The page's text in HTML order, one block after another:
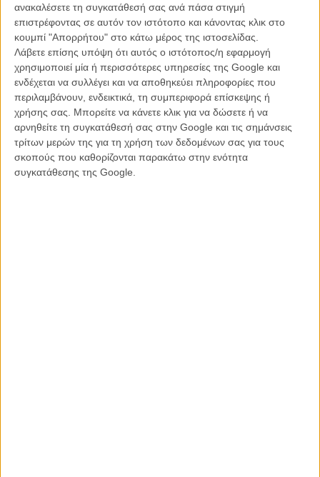
ανακαλέσετε τη συγκατάθεσή σας ανά πάσα στιγμή
επιστρέφοντας σε αυτόν τον ιστότοπο και κάνοντας κλικ στο
κουμπί "Απορρήτου" στο κάτω μέρος της ιστοσελίδας.
Λάβετε επίσης υπόψη ότι αυτός ο ιστότοπος/η εφαρμογή
χρησιμοποιεί μία ή περισσότερες υπηρεσίες της Google και
ενδέχεται να συλλέγει και να αποθηκεύει πληροφορίες που
περιλαμβάνουν, ενδεικτικά, τη συμπεριφορά επίσκεψης ή
χρήσης σας. Μπορείτε να κάνετε κλικ για να δώσετε ή να
αρνηθείτε τη συγκατάθεσή σας στην Google και τις σημάνσεις
τρίτων μερών της για τη χρήση των δεδομένων σας για τους
σκοπούς που καθορίζονται παρακάτω στην ενότητα
συγκατάθεσης της Google.
Βέβαια... ποτέ μην πεις ποτέ, αλλά απ' ό,τι φαίνεται η απόφαση του
Μέντες είναι οριστική.
Διαβάστε εδώ τι προβλέπεται για το «Bond 24» και το «Bond 25»
που θα είναι δύο συνέχειες της ίδιας ταινίας.
Θυμηθείτε εδώ γιατί αγαπήσαμε το «Skyfall».
Tags: bond 24, SKYFALL, σαμ μέντες